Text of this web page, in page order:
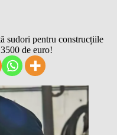
sudori pentru construcțiile
de euro!